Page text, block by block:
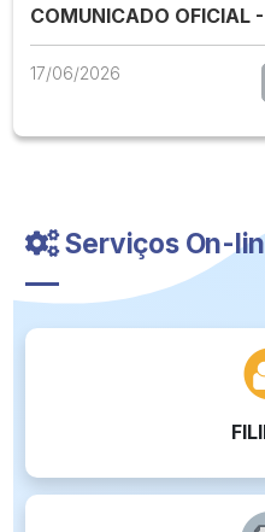
COMUNICADO OFICIAL
17/06/2026
Serviços On-